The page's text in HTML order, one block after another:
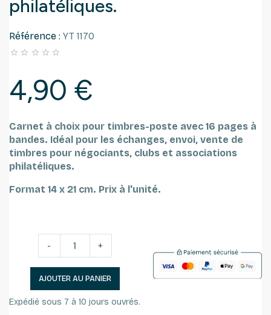
philatéliques.
Référence : YT 1170
    
4,90 €
Carnet à choix pour timbres-poste avec 16 pages à
bandes. Idéal pour les échanges, envoi, vente de
timbres pour négociants, clubs et associations
philatéliques.
Format 14 x 21 cm. Prix à l'unité.
- +
AJOUTER AU PANIER
Expédié sous 7 à 10 jours ouvrés.